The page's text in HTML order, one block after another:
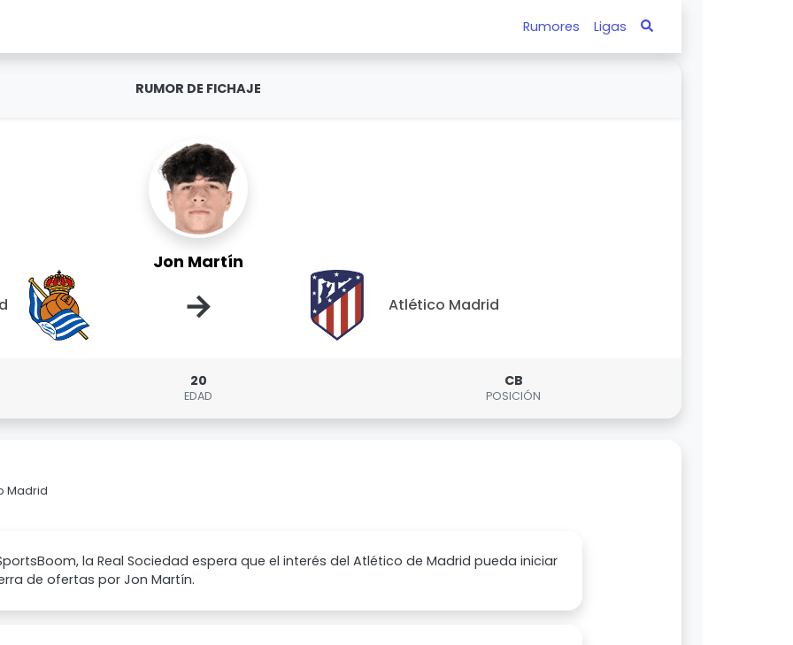
Rumores Ligas
RUMOR DE FICHAJE
Jon Martín
→ Atlético Madrid
20
EDAD
CB
POSICIÓN
Madrid
la Real Sociedad espera que el interés del Atlético de Madrid pueda iniciar
de ofertas por Jon Martín.